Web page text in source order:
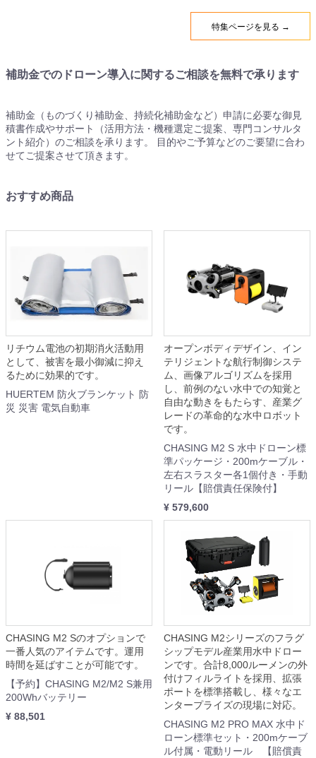
特集ページを見る →
補助金でのドローン導入に関するご相談を無料で承ります
補助金（ものづくり補助金、持続化補助金など）申請に必要な御見
積書作成やサポート（活用方法・機種選定ご提案、専門コンサルタ
ント紹介）のご相談を承ります。 目的やご予算などのご要望に合わ
せてご提案させて頂きます。
おすすめ商品
リチウム電池の初期消火活動用
として、被害を最小御減に抑え
るために効果的です。
HUERTEM 防火ブランケット 防
災 災害 電気自動車
オープンボディデザイン、イン
テリジェントな航行制御システ
ム、画像アルゴリズムを採用
し、前例のない水中での知覚と
自由な動きをもたらす、産業グ
レードの革命的な水中ロボット
です。
CHASING M2 S 水中ドローン標
準パッケージ・200mケーブル・
左右スラスター各1個付き・手動
リール【賠償責任保険付】
¥ 579,600
CHASING M2 Sのオプションで
一番人気のアイテムです。運用
時間を延ばすことが可能です。
【予約】CHASING M2/M2 S兼用
200Whバッテリー
¥ 88,501
CHASING M2シリーズのフラグ
シップモデル産業用水中ドロー
ンです。合計8,000ルーメンの外
付けフィルライトを採用、拡張
ポートを標準搭載し、様々なエ
ンタープライズの現場に対応。
CHASING M2 PRO MAX 水中ド
ローン標準セット・200mケーブ
ル付属・電動リール 【賠償責